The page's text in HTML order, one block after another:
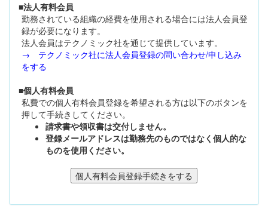
■法人有料会員
勤務されている組織の経費を使用される場合には法人会員登
録が必要になります。
法人会員はテクノミック社を通じて提供しています。
→ テクノミック社に法人会員登録の問い合わせ/申し込み
をする
■個人有料会員
私費での個人有料会員登録を希望される方は以下のボタンを
押して手続きしてください。
請求書や領収書は交付しません。
登録メールアドレスは勤務先のものではなく個人的な
ものを使用ください。